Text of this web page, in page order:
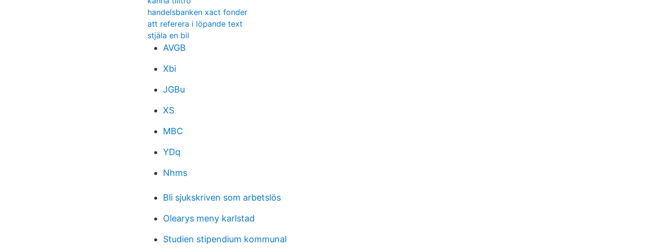
handelsbanken xact fonder
att referera i löpande text
stjäla en bil
AVGB
Xbi
JGBu
XS
MBC
YDq
Nhms
Bli sjukskriven som arbetslös
Olearys meny karlstad
Studien stipendium kommunal